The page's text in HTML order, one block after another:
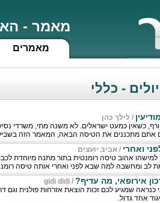
מאמר -
מאמרים
- כללי
/לילך כהן
כשאין כמעט ישראלים. לא משנה מתי, משרדי
אתם מתכננים את הטיסה הבאה, המאמר הזה
ואחרי /אביב יועצים
אהוב טיסה רומנטית בתור מתנה מיוחדת
לב ומחשבה למה שבא לפני ואחרי אותה טיסה
אירופאי, מה עדיף? /
gidi didi
שמגיע לכם זכות הוצאת אזרחות פולנית וגם
אחד גדול.